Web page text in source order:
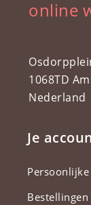
online
1068TD
Nederland
Je
Bestellingen